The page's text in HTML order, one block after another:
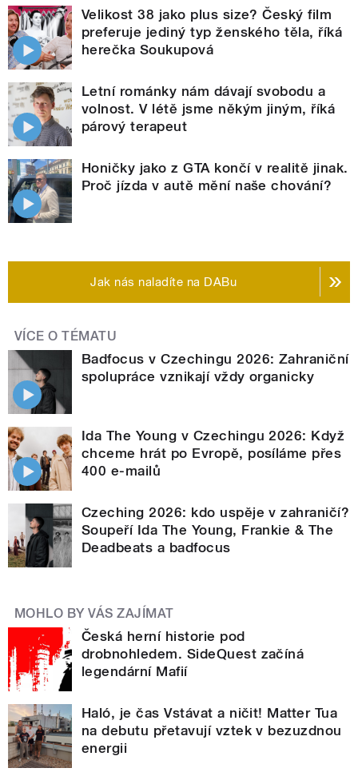
Velikost 38 jako plus size? Český film
preferuje jediný typ ženského těla, říká
herečka Soukupová
Letní románky nám dávají svobodu a
volnost. V létě jsme někým jiným, říká
párový terapeut
Honičky jako z GTA končí v realitě jinak.
Proč jízda v autě mění naše chování?
Jak nás naladíte na DABu
VÍCE O TÉMATU
Badfocus v Czechingu 2026: Zahraniční
spolupráce vznikají vždy organicky
Ida The Young v Czechingu 2026: Když
chceme hrát po Evropě, posíláme přes
400 e-mailů
Czeching 2026: kdo uspěje v zahraničí?
Soupeří Ida The Young, Frankie & The
Deadbeats a badfocus
MOHLO BY VÁS ZAJÍMAT
Česká herní historie pod
drobnohledem. SideQuest začíná
legendární Mafií
Haló, je čas Vstávat a ničit! Matter Tua
na debutu přetavují vztek v bezuzdnou
energii